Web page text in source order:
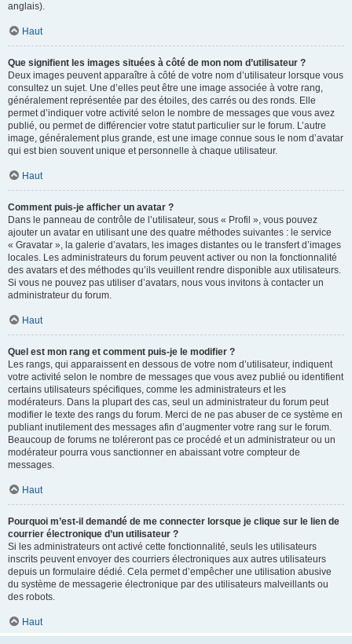
anglais).
Haut
Que signifient les images situées à côté de mon nom d’utilisateur ?
Deux images peuvent apparaître à côté de votre nom d’utilisateur lorsque vous
consultez un sujet. Une d’elles peut être une image associée à votre rang,
généralement représentée par des étoiles, des carrés ou des ronds. Elle
permet d’indiquer votre activité selon le nombre de messages que vous avez
publié, ou permet de différencier votre statut particulier sur le forum. L’autre
image, généralement plus grande, est une image connue sous le nom d’avatar
qui est bien souvent unique et personnelle à chaque utilisateur.
Haut
Comment puis-je afficher un avatar ?
Dans le panneau de contrôle de l’utilisateur, sous « Profil », vous pouvez
ajouter un avatar en utilisant une des quatre méthodes suivantes : le service
« Gravatar », la galerie d’avatars, les images distantes ou le transfert d’images
locales. Les administrateurs du forum peuvent activer ou non la fonctionnalité
des avatars et des méthodes qu’ils veuillent rendre disponible aux utilisateurs.
Si vous ne pouvez pas utiliser d’avatars, nous vous invitons à contacter un
administrateur du forum.
Haut
Quel est mon rang et comment puis-je le modifier ?
Les rangs, qui apparaissent en dessous de votre nom d’utilisateur, indiquent
votre activité selon le nombre de messages que vous avez publié ou identifient
certains utilisateurs spécifiques, comme les administrateurs et les
modérateurs. Dans la plupart des cas, seul un administrateur du forum peut
modifier le texte des rangs du forum. Merci de ne pas abuser de ce système en
publiant inutilement des messages afin d’augmenter votre rang sur le forum.
Beaucoup de forums ne toléreront pas ce procédé et un administrateur ou un
modérateur pourra vous sanctionner en abaissant votre compteur de
messages.
Haut
Pourquoi m’est-il demandé de me connecter lorsque je clique sur le lien de
courrier électronique d’un utilisateur ?
Si les administrateurs ont activé cette fonctionnalité, seuls les utilisateurs
inscrits peuvent envoyer des courriers électroniques aux autres utilisateurs
depuis un formulaire dédié. Cela permet d’empêcher une utilisation abusive
du système de messagerie électronique par des utilisateurs malveillants ou
des robots.
Haut